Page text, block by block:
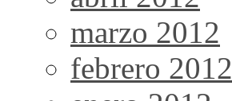
marzo 2012
febrero 2012